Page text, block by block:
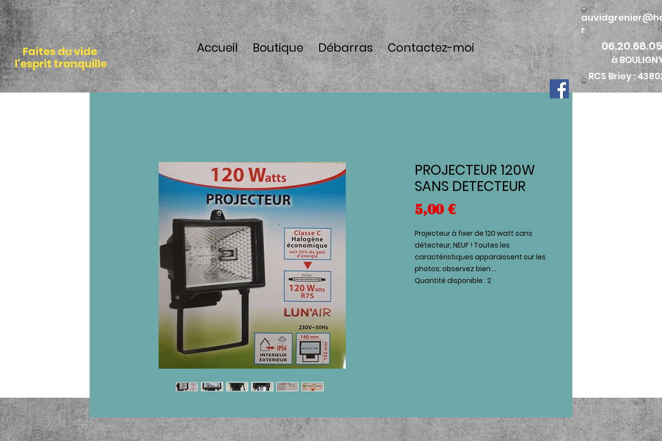
Faites du vide
l'esprit tranquille
Accueil Boutique Débarras Contactez-moi
r
à
RCS Briey :
PROJECTEUR 120W
SANS DETECTEUR
5,00 €Prix
Projecteur à fixer de 120 watt sans
détecteur, NEUF ! Toutes les
caractéristiques apparaissent sur les
photos; observez bien ...
Quantité disponible : 2